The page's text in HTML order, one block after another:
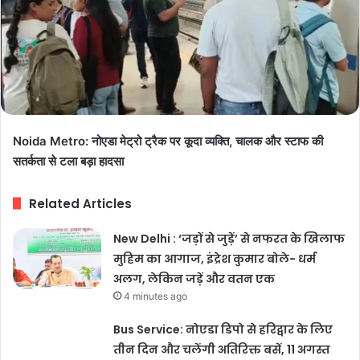
Noida Metro: नोएडा मेट्रो ट्रैक पर कूदा व्यक्ति, चालक और स्टाफ की
सतर्कता से टला बड़ा हादसा
Related Articles
New Delhi : ‘जड़ों से जुड़ें’ से नफरत के खिलाफ
मुहिम का आगाज, इंद्रेश कुमार बोले- धर्म
अलग, लेकिन जड़ें और वतन एक
4 minutes ago
Bus Service: नोएडा डिपो से हरिद्वार के लिए
तीन दिन और चलेंगी अतिरिक्त बसें, 11 अगस्त